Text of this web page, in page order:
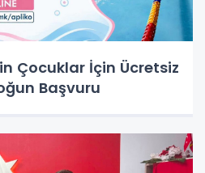
Çocuklar İçin Ücretsiz
Başvuru